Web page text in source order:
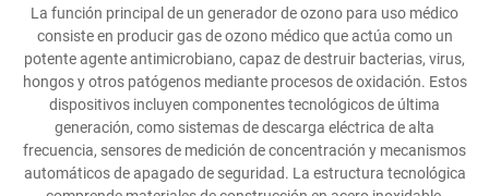
La función principal de un generador de ozono para uso médico
consiste en producir gas de ozono médico que actúa como un
potente agente antimicrobiano, capaz de destruir bacterias, virus,
hongos y otros patógenos mediante procesos de oxidación. Estos
dispositivos incluyen componentes tecnológicos de última
generación, como sistemas de descarga eléctrica de alta
frecuencia, sensores de medición de concentración y mecanismos
automáticos de apagado de seguridad. La estructura tecnológica